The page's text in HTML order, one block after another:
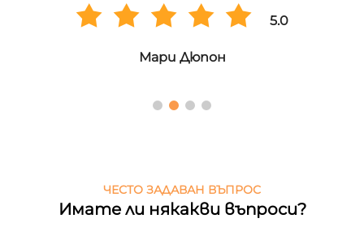
5.0
Мари Дюпон
ЧЕСТО ЗАДАВАН ВЪПРОС
Имате ли някакви въпроси?